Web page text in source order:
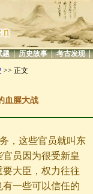
题 | 历史故事 | 考古发现 |
>> 正文
血腥大战
，这些官员就叫东
员因为很受新皇
大臣，权力往往
一些可以信任的